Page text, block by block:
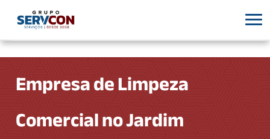
Empresa de Limpeza
Comercial no Jardim